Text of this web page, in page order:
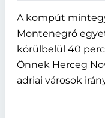
A kompút
Montenegró
körülbelül 40
Önnek Herceg
adriai városok